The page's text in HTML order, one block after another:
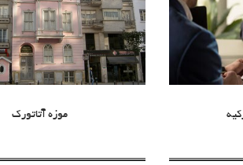
موزه آتاتورک